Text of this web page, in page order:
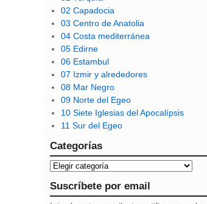
02 Capadocia
03 Centro de Anatolia
04 Costa mediterránea
05 Edirne
06 Estambul
07 Izmir y alrededores
08 Mar Negro
09 Norte del Egeo
10 Siete Iglesias del Apocalípsis
11 Sur del Egeo
Categorías
Suscríbete por email